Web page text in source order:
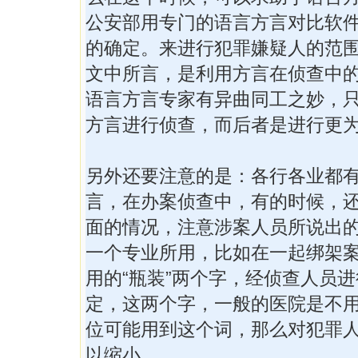
公安部用专门的语言方言对比软
的确定。来进行犯罪嫌疑人的范
文中所言，是利用方言在侦查中
语言方言专家有异曲同工之妙，
方言进行侦查，而后者是进行更
另外还要注意的是：各行各业都
言，在办案侦查中，有的时候，
面的情况，注意涉案人员所说出
一个专业所用，比如在一起绑架
用的“瓶装”两个字，经侦查人员
定，这两个字，一般的医院是不
位可能用到这个词，那么对犯罪